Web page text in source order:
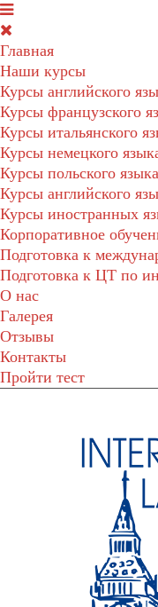
Главная
Наши курсы
Курсы английского
Курсы французского
Курсы итальянского
Курсы немецкого
Курсы польского языка
Курсы английского
Курсы иностранных
Корпоративное
Подготовка к
Подготовка к ЦТ по
О нас
Галерея
Отзывы
Контакты
Пройти тест